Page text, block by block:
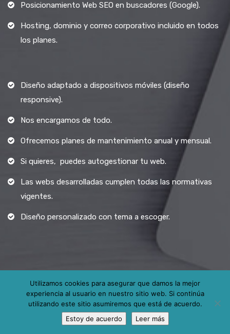
Posicionamiento Web SEO en buscadores (Google).
Hosting, dominio y correo corporativo incluido en todos
los planes.
Diseño adaptado a dispositivos móviles (diseño
responsive).
Nos encargamos de todo.
Ofrecemos planes de mantenimiento anual y mensual.
Si quieres, puedes autogestionar tu web.
Las webs desarrolladas cumplen todas las normativas
vigentes.
Diseño personalizado con tema a escoger.
Todos los derechos reservados.
Utilizamos cookies para asegurar que damos la mejor
experiencia al usuario en nuestro sitio web. Si continúa
utilizando este sitio asumiremos que está de acuerdo.
Estoy de acuerdo
Leer más